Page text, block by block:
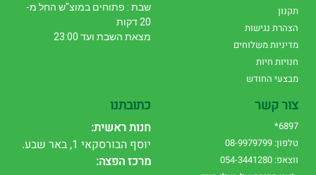
תקנון
הצהרת נגישות
מדיניות משלוחים
חנויות חיות
מבצעי החודש
שבת : פתוחים במוצ"ש החל מ-
20 דקות
מצאת השבת ועד 23:00
צור קשר
6897*
טלפון: 08-9979799
ווצאפ: 054-3441280
כתובתנו
חנות ראשית:
יוסף הבורסקאי 1, באר שבע.
מרכז הפצה: